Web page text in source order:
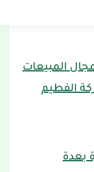
المبيعات
الفطيم
بعدة